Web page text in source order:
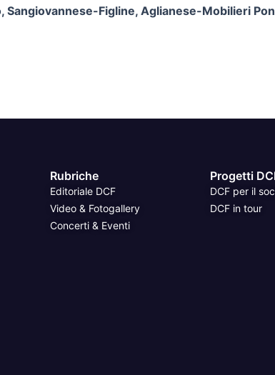
Figline, Aglianese-Mobilieri
Rubriche
Editoriale DCF
Video & Fotogallery
Concerti & Eventi
Progetti
DCF per il
DCF in tour